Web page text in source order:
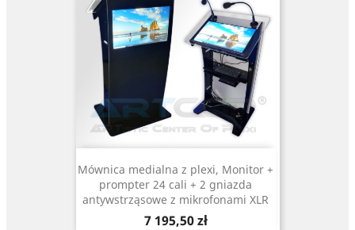
Mównica medialna z plexi, Monitor +
prompter 24 cali + 2 gniazda
antywstrząsowe z mikrofonami XLR
Cena
7 195,50 zł